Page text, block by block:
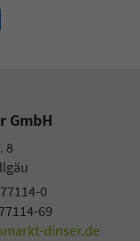
GmbH
8
0
69
dinser.de